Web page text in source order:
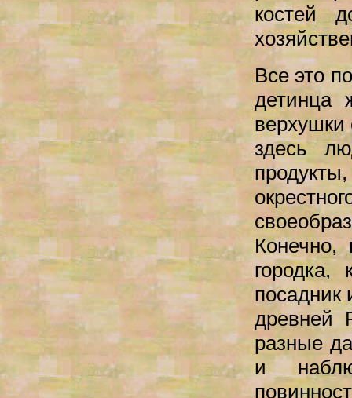
костей
Все это
детинца
здесь
Конечно,
посадник
древней
разные
и